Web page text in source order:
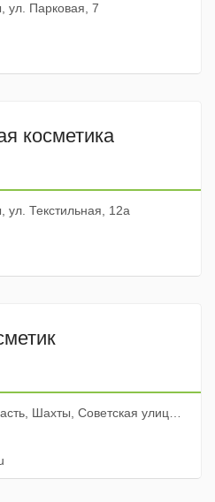
ул. Парковая, 7
косметика
ул. Текстильная, 12а
Шахты, Советская улица, 257